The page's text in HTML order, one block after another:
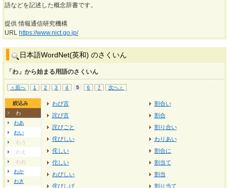
語などを記述した概念辞書です。
提供 情報通信研究機構
URL https://www.nict.go.jp/
日本語WordNet(英和) のさくいん
「わ」から始まる用語のさくいん
＜前へ 1 2 3 4 5 6 7 次へ＞
絞込み
わ
わあ
わい
わう
わえ
わお
わか
わき
わび言
詫び言
詫びごと
侘びしい
侘しい
佗しい
わびしい
侘びしげ
割合い
割合
割り合い
わりあい
割合に
割当て
割当
割り当て